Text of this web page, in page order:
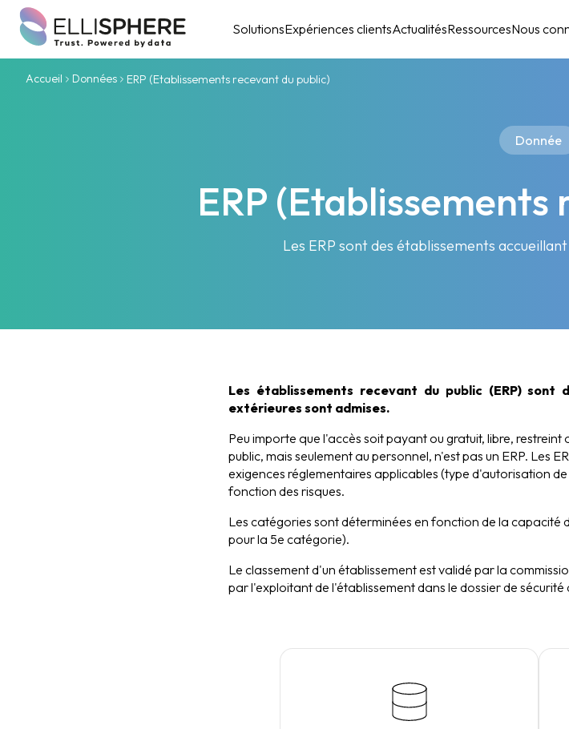
SolutionsExpériences clientsActualitésRessourcesNous
Accueil Données ERP (Etablissements recevant du public)
Donnée
ERP
Les ERP sont des établissements
Les établissements recevant du public (ERP) sont
extérieures sont admises.
Peu importe que l'accès soit payant ou gratuit, libre,
public, mais seulement au personnel, n'est pas un ERP. Les
exigences réglementaires applicables (type d'autorisation
fonction des risques.
Les catégories sont déterminées en fonction de la capacité
pour la 5e catégorie).
Le classement d'un établissement est validé par la
par l'exploitant de l'établissement dans le dossier de sécurité